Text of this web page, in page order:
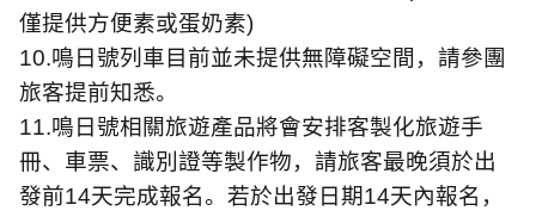
僅提供方便素或蛋奶素)
10.鳴日號列車目前並未提供無障礙空間，請參團
旅客提前知悉。
11.鳴日號相關旅遊產品將會安排客製化旅遊手
冊、車票、識別證等製作物，請旅客最晚須於出
發前14天完成報名。若於出發日期14天內報名，